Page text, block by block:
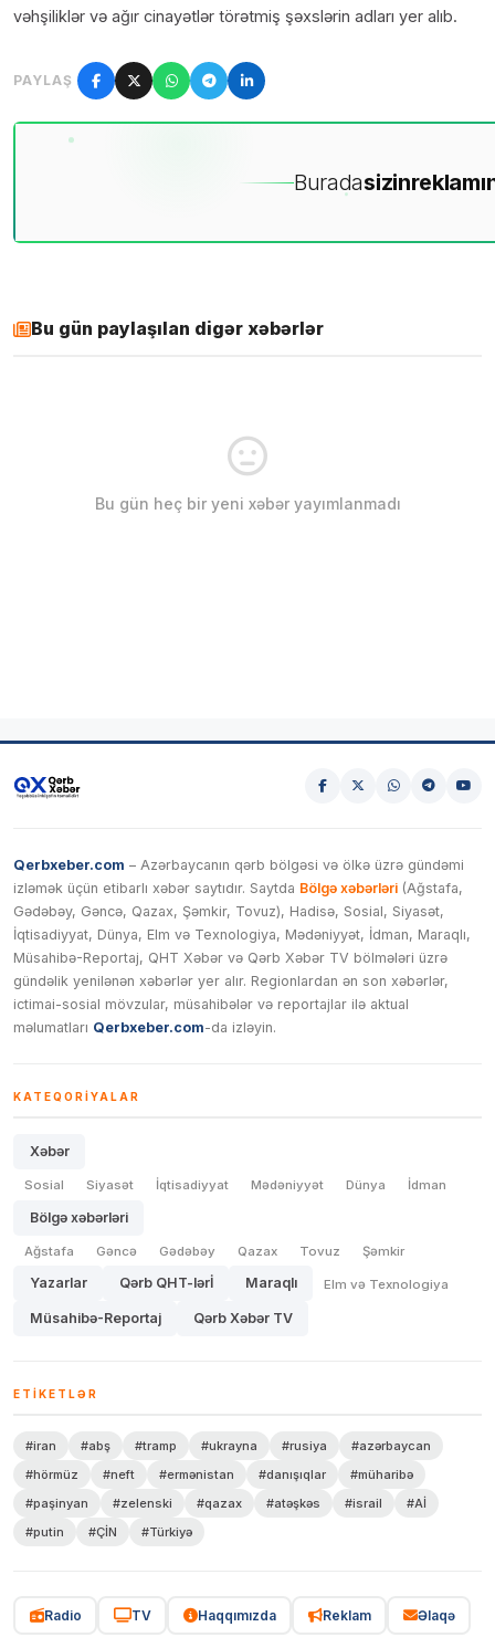
vəhşiliklər və ağır cinayətlər törətmiş şəxslərin adları yer alıb.
PAYLAŞ
Buradasizin
Bu gün paylaşılan digər xəbərlər
Bu gün heç bir yeni xəbər yayımlanmadı
Qerbxeber.com – Azərbaycanın qərb bölgəsi və ölkə üzrə gündəmi
izləmək üçün etibarlı xəbər saytıdır. Saytda Bölgə xəbərləri (Ağstafa,
Gədəbəy, Gəncə, Qazax, Şəmkir, Tovuz), Hadisə, Sosial, Siyasət,
İqtisadiyyat, Dünya, Elm və Texnologiya, Mədəniyyət, İdman, Maraqlı,
Müsahibə-Reportaj, QHT Xəbər və Qərb Xəbər TV bölmələri üzrə
gündəlik yenilənən xəbərlər yer alır. Regionlardan ən son xəbərlər,
ictimai-sosial mövzular, müsahibələr və reportajlar ilə aktual
məlumatları Qerbxeber.com-da izləyin.
KATEQORIYALAR
Xəbər
Sosial Siyasət İqtisadiyyat Mədəniyyət Dünya İdman
Bölgə xəbərləri
Ağstafa Gəncə Gədəbəy Qazax Tovuz Şəmkir
Yazarlar Qərb QHT-lərİ Maraqlı Elm və Texnologiya
Müsahibə-Reportaj Qərb Xəbər TV
ETIKETLƏR
#iran #abş #tramp #ukrayna #rusiya
#azərbaycan
#hörmüz
#neft #ermənistan #danışıqlar
#müharibə
#paşinyan
#zelenski #qazax #atəşkəs #israil
#Aİ
#putin
#ÇİN #Türkiyə
Radio TV Haqqımızda Reklam Əlaqə